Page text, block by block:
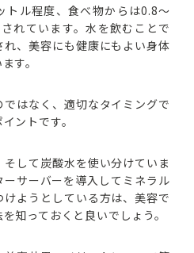
トル程度、食べ物からは0.8～
れています。水を飲むことで
、美容にも健康にもよい身体
す。
はなく、適切なタイミングで
ントです。
して炭酸水を使い分けていま
サーバーを導入してミネラル
ようとしている方は、美容で
知っておくと良いでしょう。